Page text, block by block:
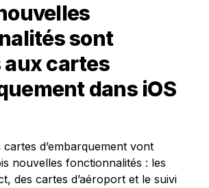
sont
aux cartes
dans iOS
cartes d’embarquement vont
nouvelles fonctionnalités : les
des cartes d’aéroport et le suivi